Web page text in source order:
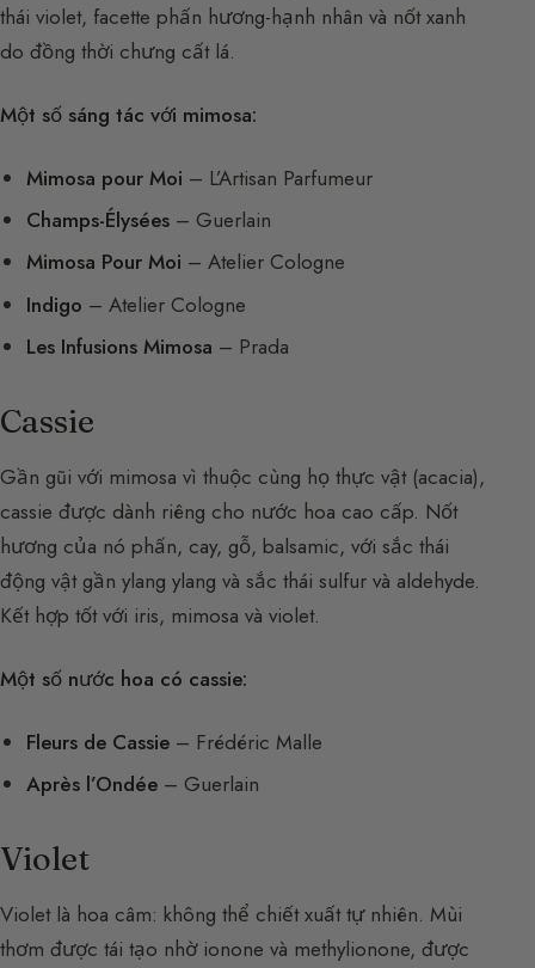
thái violet, facette phấn hương-hạnh nhân và nốt xanh
do đồng thời chưng cất lá.
Một số sáng tác với mimosa:
Mimosa pour Moi – L’Artisan Parfumeur
Champs-Élysées – Guerlain
Mimosa Pour Moi – Atelier Cologne
Indigo – Atelier Cologne
Les Infusions Mimosa – Prada
Cassie
Gần gũi với mimosa vì thuộc cùng họ thực vật (acacia),
cassie được dành riêng cho nước hoa cao cấp. Nốt
hương của nó phấn, cay, gỗ, balsamic, với sắc thái
động vật gần ylang ylang và sắc thái sulfur và aldehyde.
Kết hợp tốt với iris, mimosa và violet.
Một số nước hoa có cassie:
Fleurs de Cassie – Frédéric Malle
Après l’Ondée – Guerlain
Violet
Violet là hoa câm: không thể chiết xuất tự nhiên. Mùi
thơm được tái tạo nhờ ionone và methylionone, được